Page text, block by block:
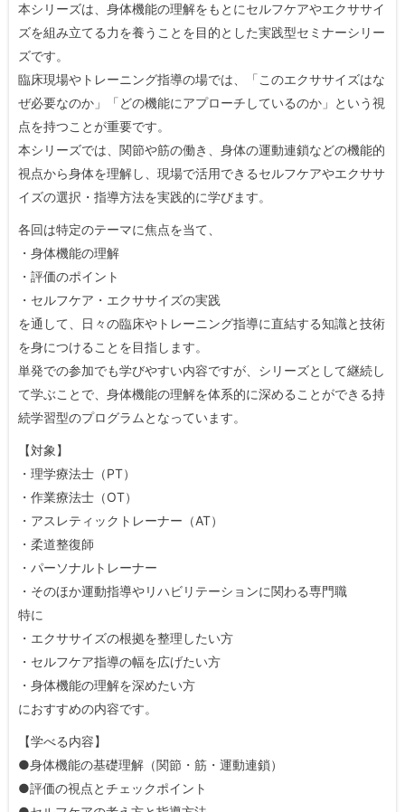
本シリーズは、身体機能の理解をもとにセルフケアやエクササイ
ズを組み立てる力を養うことを目的とした実践型セミナーシリー
ズです。
臨床現場やトレーニング指導の場では、「このエクササイズはな
ぜ必要なのか」「どの機能にアプローチしているのか」という視
点を持つことが重要です。
本シリーズでは、関節や筋の働き、身体の運動連鎖などの機能的
視点から身体を理解し、現場で活用できるセルフケアやエクササ
イズの選択・指導方法を実践的に学びます。
各回は特定のテーマに焦点を当て、
・身体機能の理解
・評価のポイント
・セルフケア・エクササイズの実践
を通して、日々の臨床やトレーニング指導に直結する知識と技術
を身につけることを目指します。
単発での参加でも学びやすい内容ですが、シリーズとして継続し
て学ぶことで、身体機能の理解を体系的に深めることができる持
続学習型のプログラムとなっています。
【対象】
・理学療法士（PT）
・作業療法士（OT）
・アスレティックトレーナー（AT）
・柔道整復師
・パーソナルトレーナー
・そのほか運動指導やリハビリテーションに関わる専門職
特に
・エクササイズの根拠を整理したい方
・セルフケア指導の幅を広げたい方
・身体機能の理解を深めたい方
におすすめの内容です。
【学べる内容】
●身体機能の基礎理解（関節・筋・運動連鎖）
●評価の視点とチェックポイント